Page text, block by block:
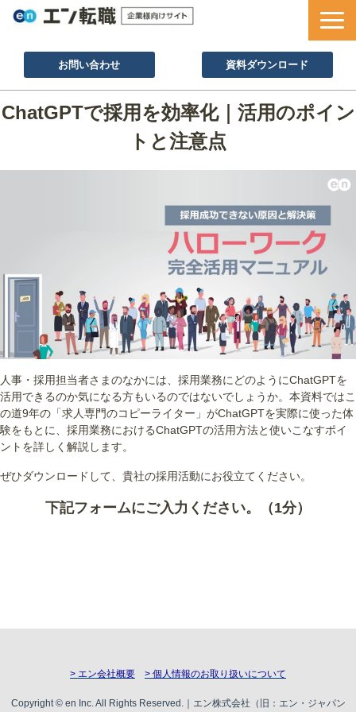
お問い合わせ 資料ダウンロード
サービス一覧
採用ノウハウ
お役立ち資料
ChatGPTで採用を効率化｜活用のポイン
トと注意点
人事・採用担当者さまのなかには、採用業務にどのようにChatGPTを
活用できるのか気になる方もいるのではないでしょうか。本資料ではこ
の道9年の「求人専門のコピーライター」がChatGPTを実際に使った体
験をもとに、採用業務におけるChatGPTの活用方法と使いこなすポイ
ントを詳しく解説します。
ぜひダウンロードして、貴社の採用活動にお役立てください。
下記フォームにご入力ください。（1分）
> エン会社概要 > 個人情報のお取り扱いについて
Copyright © en Inc. All Rights Reserved.｜エン株式会社（旧：エン・ジャパン